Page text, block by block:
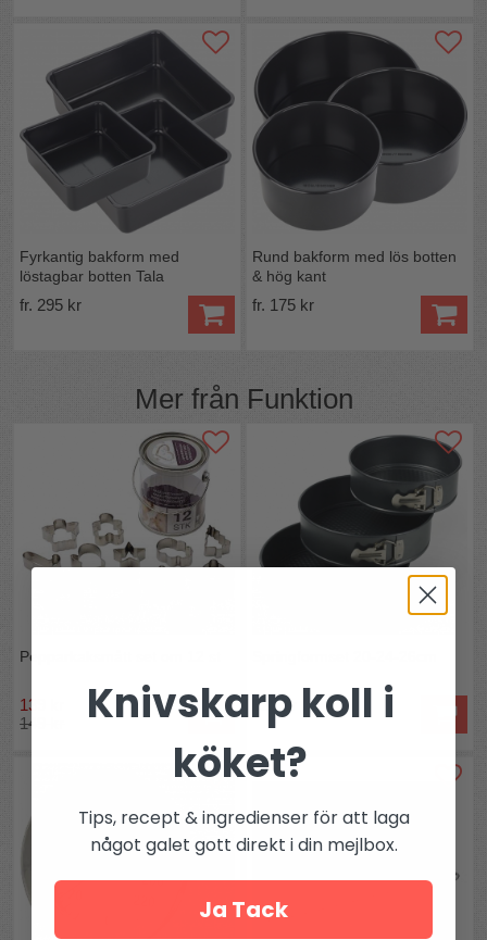
Fyrkantig bakform med
löstagbar botten Tala
fr. 295 kr
Rund bakform med lös botten
& hög kant
fr. 175 kr
Mer från Funktion
Pepparkaksmått set om 12 st
139 kr
149 kr
329 kr
Knivskarp koll i
köket?
Tips, recept & ingredienser för att laga
något galet gott direkt i din mejlbox.
Ja Tack